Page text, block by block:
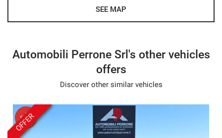
SEE MAP
Automobili Perrone Srl's other vehicles
offers
Discover other similar vehicles
OFFER